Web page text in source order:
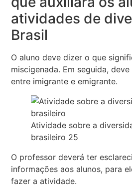
atividades de
Brasil
O aluno deve dizer o que
miscigenada. Em seguida,
entre imigrante e emigrante.
Atividade sobre a
brasileiro 25
O professor deverá ter
informações aos alunos, para
fazer a atividade.